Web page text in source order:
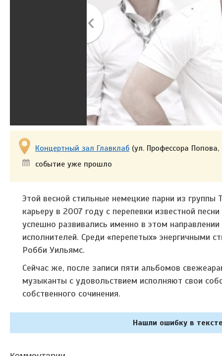
Концертный зал Главклаб (ул. Профессора
событие уже прошло
Этой весной стильные немецкие парни из
карьеру в 2007 году с перепевки известной
успешно развивались именно в этом
исполнителей. Среди «перепетых» энергичными
Робби Уильямс.
Сейчас же, после записи пяти альбомов
музыканты с удовольствием исполняют свои
собственного сочинения.
Нашли ошибку в